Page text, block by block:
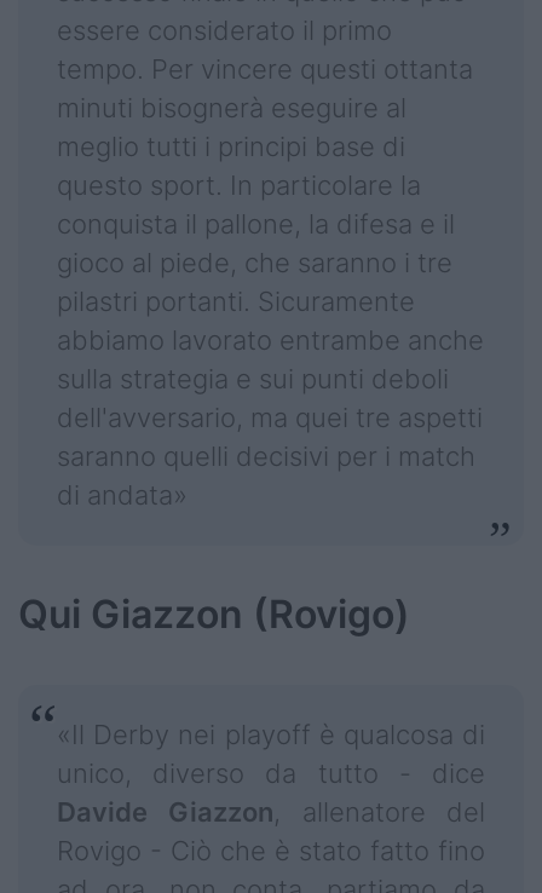
essere considerato il primo
tempo. Per vincere questi ottanta
minuti bisognerà eseguire al
meglio tutti i principi base di
questo sport. In particolare la
conquista il pallone, la difesa e il
gioco al piede, che saranno i tre
pilastri portanti. Sicuramente
abbiamo lavorato entrambe anche
sulla strategia e sui punti deboli
dell'avversario, ma quei tre aspetti
saranno quelli decisivi per i match
di andata»
Qui Giazzon (Rovigo)
«Il Derby nei playoff è qualcosa di
unico, diverso da tutto - dice
Davide
Giazzon, allenatore del
Rovigo - Ciò che è stato fatto fino